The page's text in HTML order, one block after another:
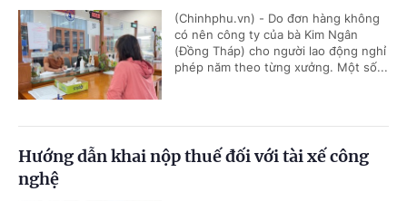
(Chinhphu.vn) - Do đơn hàng không
có nên công ty của bà Kim Ngân
(Đồng Tháp) cho người lao động nghỉ
phép năm theo từng xưởng. Một số...
Hướng dẫn khai nộp thuế đối với tài xế công
nghệ